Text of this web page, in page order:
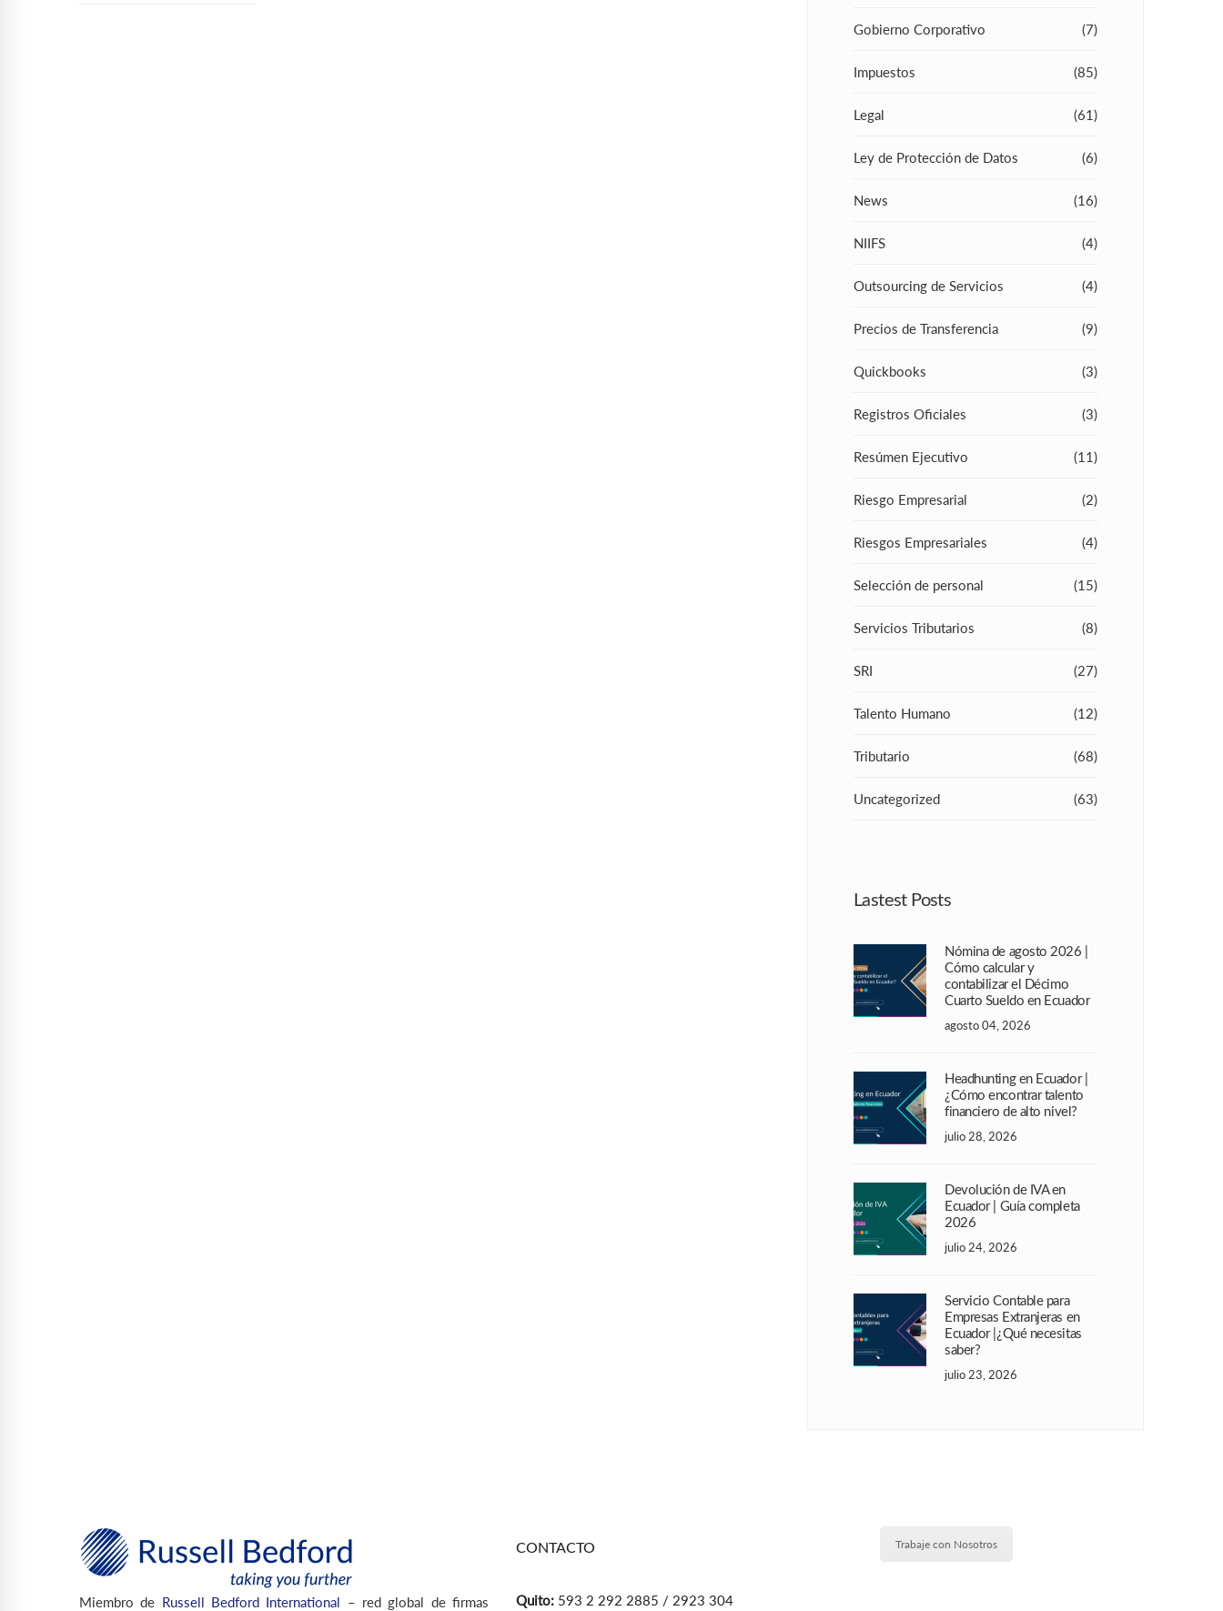
Gobierno Corporativo (7)
Impuestos (85)
Legal (61)
Ley de Protección de Datos (6)
News (16)
NIIFS (4)
Outsourcing de Servicios (4)
Precios de Transferencia (9)
Quickbooks (3)
Registros Oficiales (3)
Resúmen Ejecutivo (11)
Riesgo Empresarial (2)
Riesgos Empresariales (4)
Selección de personal (15)
Servicios Tributarios (8)
SRI (27)
Talento Humano (12)
Tributario (68)
Uncategorized (63)
Lastest Posts
Nómina de agosto 2026 |
Cómo calcular y
contabilizar el Décimo
Cuarto Sueldo en Ecuador
agosto 04, 2026
Headhunting en Ecuador |
¿Cómo encontrar talento
financiero de alto nivel?
julio 28, 2026
Devolución de IVA en
Ecuador | Guía completa
2026
julio 24, 2026
Servicio Contable para
Empresas Extranjeras en
Ecuador |¿Qué necesitas
saber?
julio 23, 2026
Miembro de Russell Bedford International – red global de firmas
CONTACTO
Quito: 593 2 292 2885 / 2923 304
Trabaje con Nosotros